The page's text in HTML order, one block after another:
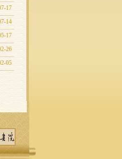
17
14
17
26
05